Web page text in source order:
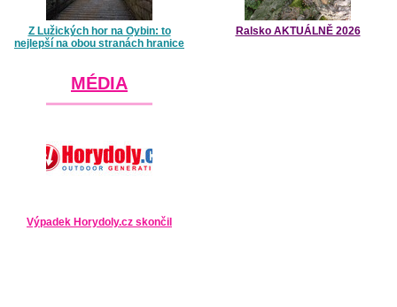
Z Lužických hor na Oybin: to
nejlepší na obou stranách hranice
Ralsko AKTUÁLNĚ 2026
MÉDIA
Výpadek Horydoly.cz skončil